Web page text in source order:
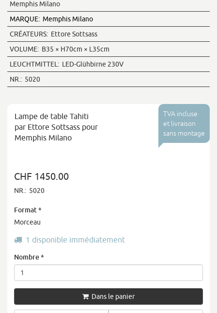
Memphis Milano
MARQUE: Memphis Milano
CRÉATEURS: Ettore Sottsass
VOLUME: B35 × H70cm × L35cm
LEUCHTMITTEL: LED-Glühbirne 230V
NR.: 5020
TVA incluse
et livraison
sans montage
Lampe de table Tahiti
par Ettore Sottsass pour
Memphis Milano
CHF 1450.00
NR.: 5020
Format*
Morceau
1 disponible immédiatement
Nombre*
Dans le panier